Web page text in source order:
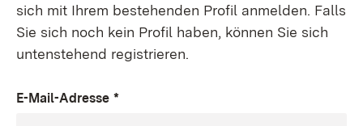
sich mit Ihrem bestehenden Profil anmelden. Falls
Sie sich noch kein Profil haben, können Sie sich
untenstehend registrieren.
E-Mail-Adresse *